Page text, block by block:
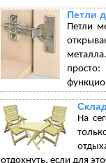
Петли
Петли
На
отдохнуть, если для